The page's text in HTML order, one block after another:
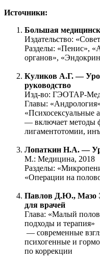
Источники:
Большая
Издательство:
Разделы: «Пенис»,
органов»,
Куликов А.Г. —
руководство
Изд-во: ГЭОТАР-
Главы:
«Психосексуальные
— включает методы
лигаментотомии,
Лопаткин Н.А. —
М.: Медицина, 2018
Разделы:
«Операции на
Павлов Д.Ю., Мазо
для врачей
Глава: «Малый
подходы и терапия»
— современные
психогенные и
по коррекции